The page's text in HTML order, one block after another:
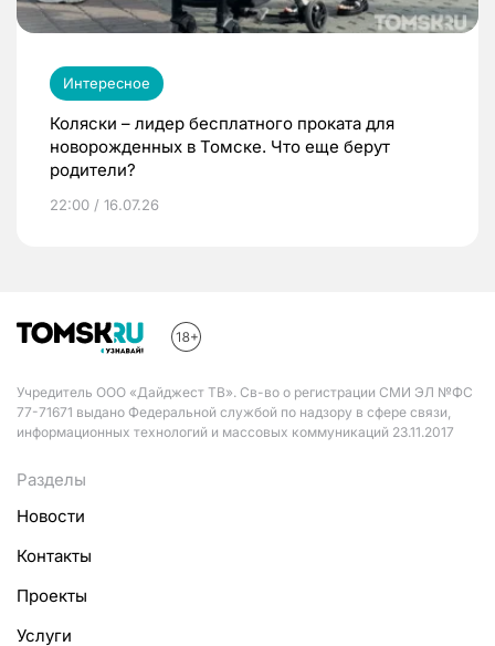
Интересное
Коляски – лидер бесплатного проката для
новорожденных в Томске. Что еще берут
родители?
22:00 / 16.07.26
Учредитель ООО «Дайджест ТВ». Св-во о регистрации СМИ ЭЛ №ФС
77-71671 выдано Федеральной службой по надзору в сфере связи,
информационных технологий и массовых коммуникаций 23.11.2017
Разделы
Новости
Контакты
Проекты
Услуги